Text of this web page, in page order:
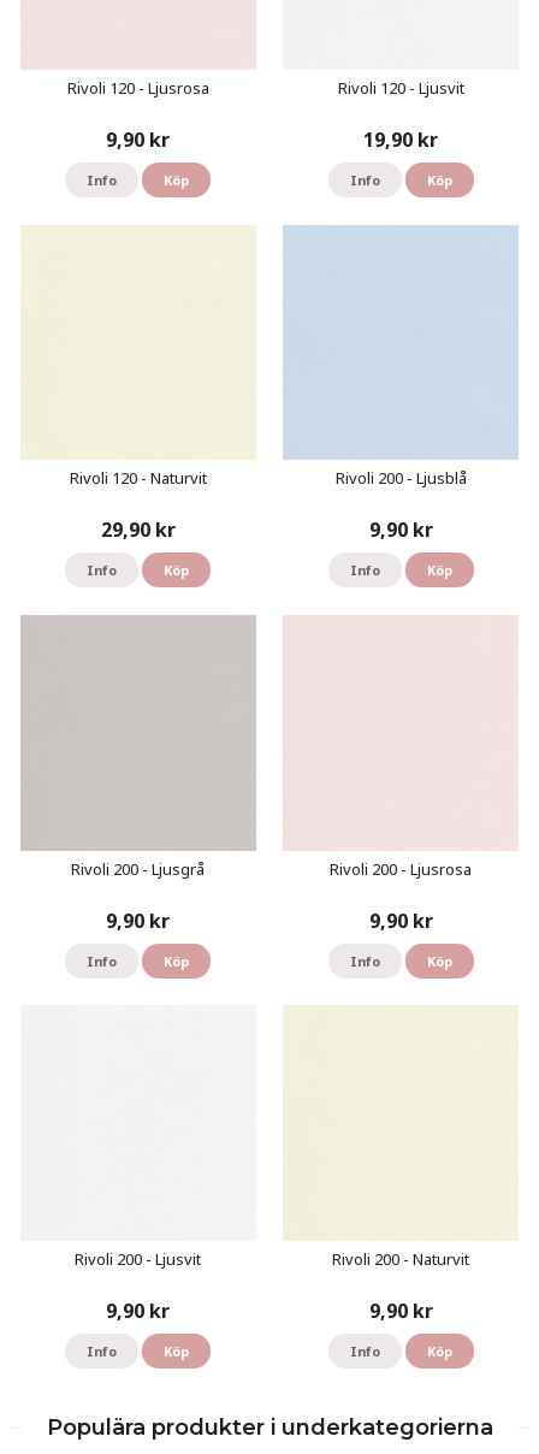
Rivoli 120 - Ljusrosa
9,90 kr
Info Köp
Rivoli 120 - Ljusvit
19,90 kr
Info Köp
Rivoli 120 - Naturvit
29,90 kr
Info Köp
Rivoli 200 - Ljusblå
9,90 kr
Info Köp
Rivoli 200 - Ljusgrå
9,90 kr
Info Köp
Rivoli 200 - Ljusrosa
9,90 kr
Info Köp
Rivoli 200 - Ljusvit
9,90 kr
Info Köp
Rivoli 200 - Naturvit
9,90 kr
Info Köp
Populära produkter i underkategorierna